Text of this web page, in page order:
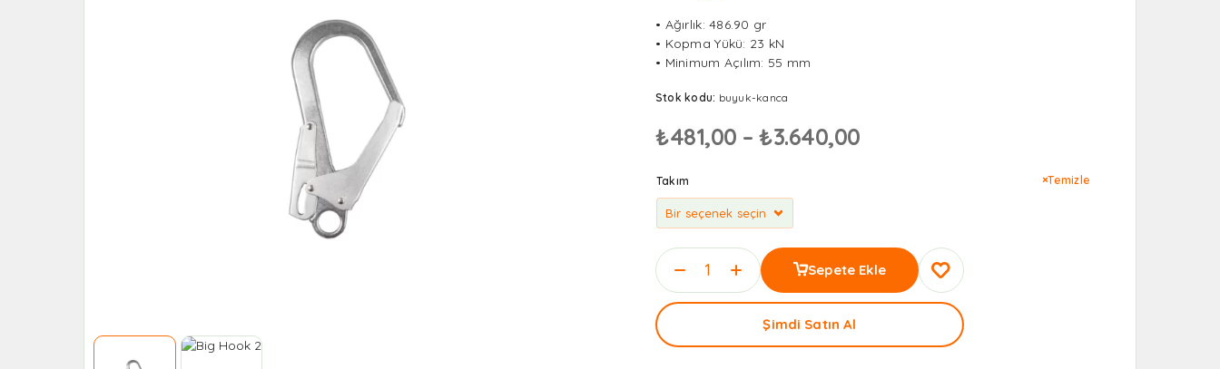
• Ağırlık: 486.90 gr
• Kopma Yükü: 23 kN
• Minimum Açılım: 55 mm
Stok kodu: buyuk-kanca
₺481,00 – ₺3.640,00
Takım Temizle
Sepete Ekle
Şimdi Satın Al